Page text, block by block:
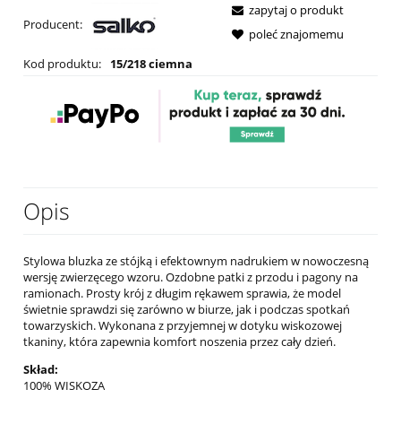
Producent:
Kod produktu: 15/218 ciemna
zapytaj o produkt
poleć znajomemu
Opis
Stylowa bluzka ze stójką i efektownym nadrukiem w nowoczesną
wersję zwierzęcego wzoru. Ozdobne patki z przodu i pagony na
ramionach. Prosty krój z długim rękawem sprawia, że model
świetnie sprawdzi się zarówno w biurze, jak i podczas spotkań
towarzyskich. Wykonana z przyjemnej w dotyku wiskozowej
tkaniny, która zapewnia komfort noszenia przez cały dzień.
Skład:
100% WISKOZA